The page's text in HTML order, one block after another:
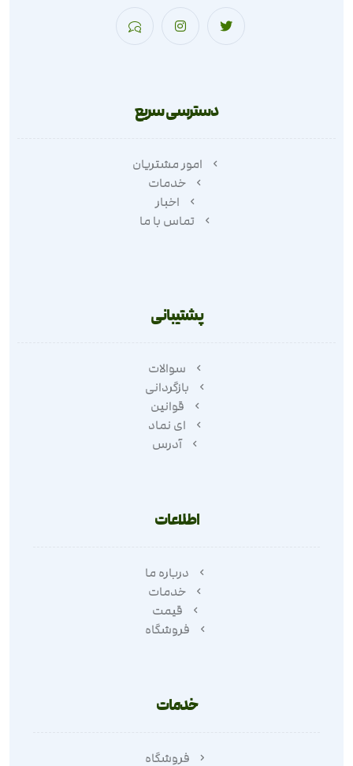
دسترسی سریع
امور مشتریان
خدمات
اخبار
تماس با ما
پشتیبانی
سوالات
بازگردانی
قوانین
ای نماد
آدرس
اطلاعات
درباره ما
خدمات
قیمت
فروشگاه
خدمات
فروشگاه